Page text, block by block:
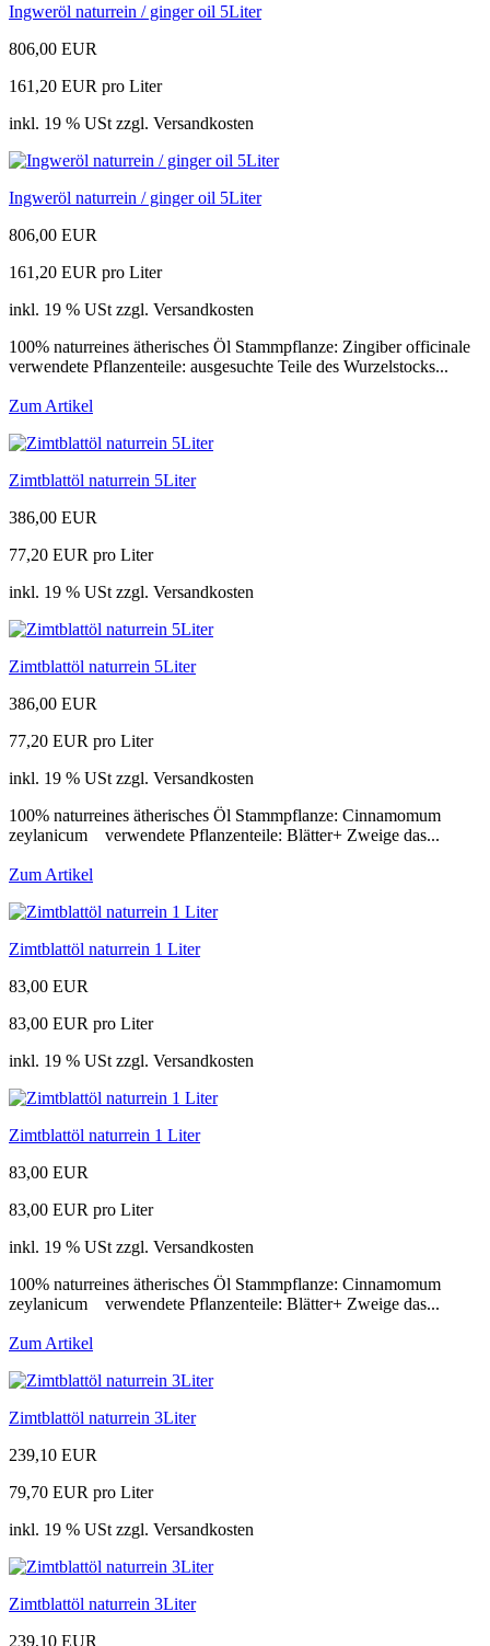
Ingweröl naturrein / ginger oil 5Liter
806,00 EUR
161,20 EUR pro Liter
inkl. 19 % USt zzgl. Versandkosten
Ingweröl naturrein / ginger oil 5Liter
806,00 EUR
161,20 EUR pro Liter
inkl. 19 % USt zzgl. Versandkosten
100% naturreines ätherisches Öl Stammpflanze: Zingiber officinale
verwendete Pflanzenteile: ausgesuchte Teile des Wurzelstocks...
Zum Artikel
Zimtblattöl naturrein 5Liter
386,00 EUR
77,20 EUR pro Liter
inkl. 19 % USt zzgl. Versandkosten
Zimtblattöl naturrein 5Liter
386,00 EUR
77,20 EUR pro Liter
inkl. 19 % USt zzgl. Versandkosten
100% naturreines ätherisches Öl Stammpflanze: Cinnamomum
zeylanicum verwendete Pflanzenteile: Blätter+ Zweige das...
Zum Artikel
Zimtblattöl naturrein 1 Liter
83,00 EUR
83,00 EUR pro Liter
inkl. 19 % USt zzgl. Versandkosten
Zimtblattöl naturrein 1 Liter
83,00 EUR
83,00 EUR pro Liter
inkl. 19 % USt zzgl. Versandkosten
100% naturreines ätherisches Öl Stammpflanze: Cinnamomum
zeylanicum verwendete Pflanzenteile: Blätter+ Zweige das...
Zum Artikel
Zimtblattöl naturrein 3Liter
239,10 EUR
79,70 EUR pro Liter
inkl. 19 % USt zzgl. Versandkosten
Zimtblattöl naturrein 3Liter
239,10 EUR